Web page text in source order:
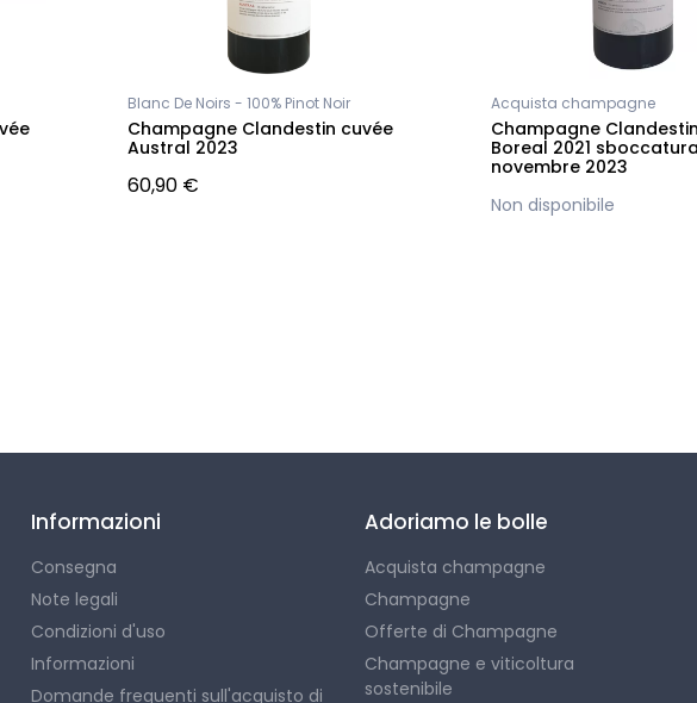
Blanc De Noirs - 100% Pinot Noir
Champagne Clandestin cuvée
Austral 2023
60,90 €
Acquista champagne
Champagne
Boreal 2021 sboccatura
novembre 2023
Non disponibile
Informazioni
Consegna
Note legali
Condizioni d'uso
Informazioni
Domande frequenti sull'acquisto di
Adoriamo le bolle
Acquista champagne
Champagne
Offerte di Champagne
Champagne e viticoltura
sostenibile